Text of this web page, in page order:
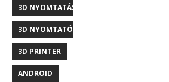
3D NYOMTATÁS
3D NYOMTATÓ
3D PRINTER
ANDROID